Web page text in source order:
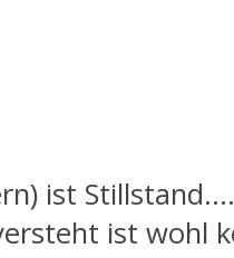
ist
ist wohl